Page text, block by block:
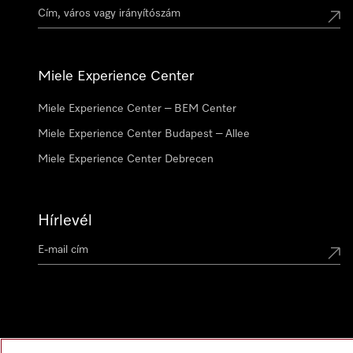
Miele Experience Center
Miele Experience Center – BEM Center
Miele Experience Center Budapest – Allee
Miele Experience Center Debrecen
Hírlevél